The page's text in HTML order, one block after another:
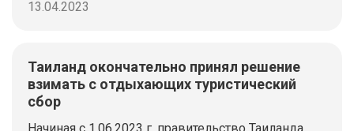
13.04.2023
Таиланд окончательно принял решение
взимать с отдыхающих туристический
сбор